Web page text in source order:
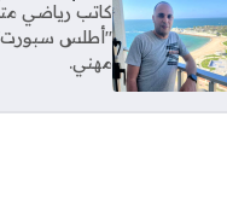
كاتب رياضي
"أطلس سبورت"،
مهني.